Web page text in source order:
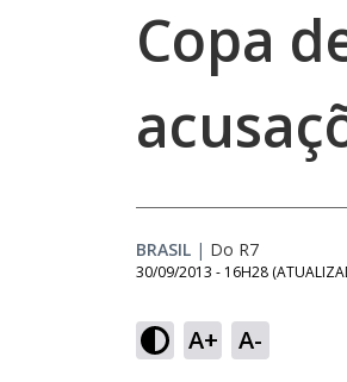
Copa
BRASIL | Do R7
30/09/2013 - 16H28
A+ A-